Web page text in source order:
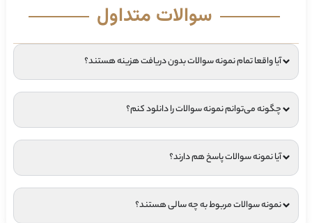
سوالات متداول
آیا واقعا تمام نمونه سوالات بدون دریافت هزینه هستند؟
چگونه می‌توانم نمونه سوالات را دانلود کنم؟
آیا نمونه سوالات پاسخ هم دارند؟
نمونه سوالات مربوط به چه سالی هستند؟